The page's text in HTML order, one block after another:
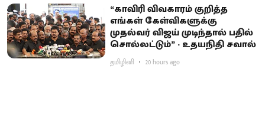
“காவிரி விவகாரம் குறித்த
எங்கள் கேள்விகளுக்கு
முதல்வர் விஜய் முடிந்தால் பதில்
சொல்லட்டும்” - உதயநிதி சவால்
தமிழினி 20 hours ago